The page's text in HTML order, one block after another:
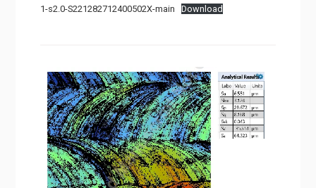
1-s2.0-S221282712400502X-main Download